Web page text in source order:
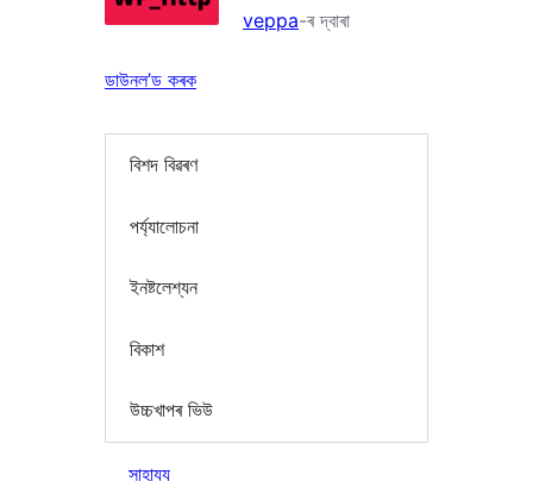
veppa-ৰ দ্বাৰা
ডাউনল’ড কৰক
বিশদ বিৱৰণ
পৰ্য্যালোচনা
ইনষ্টলেশ্যন
বিকাশ
উচ্চখাপৰ ভিউ
সাহায্য